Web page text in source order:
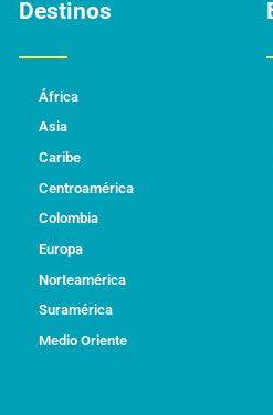
Destinos
África
Asia
Caribe
Centroamérica
Colombia
Europa
Norteamérica
Suramérica
Medio Oriente